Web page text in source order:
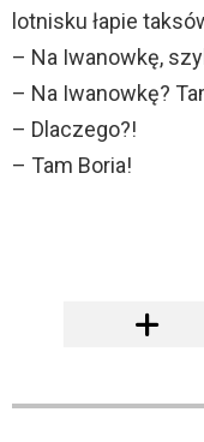
lotnisku łapie
– Na Iwanowkę,
– Na Iwanowkę?
– Dlaczego?!
– Tam Boria!